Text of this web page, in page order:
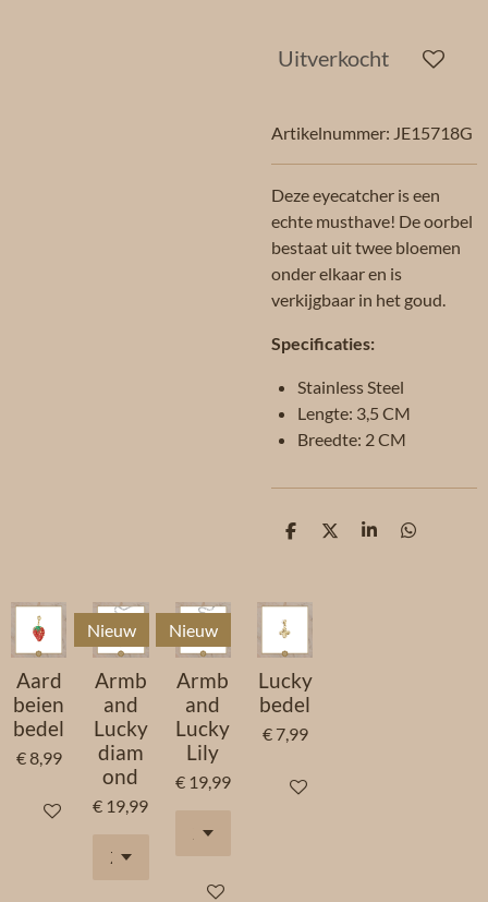
Uitverkocht
Artikelnummer: JE15718G
Deze eyecatcher is een
echte musthave! De oorbel
bestaat uit twee bloemen
onder elkaar en is
verkijgbaar in het goud.
Specificaties:
Stainless Steel
Lengte: 3,5 CM
Breedte: 2 CM
D
n
D
S
D
Aard
beien
bedel
€ 8,99
In winkelwagen
Nieuw
Armb
and
Lucky
diam
ond
€ 19,99
Nieuw
Armb
and
Lucky
Lily
€ 19,99
In winkelwagen
Lucky
bedel
€ 7,99
In winkelwagen